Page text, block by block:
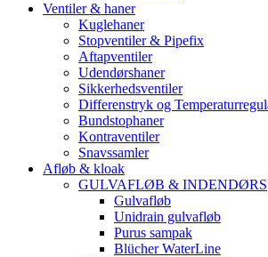
Ventiler & haner
Kuglehaner
Stopventiler & Pipefix
Aftapventiler
Udendørshaner
Sikkerhedsventiler
Differenstryk og
Bundstophaner
Kontraventiler
Snavssamler
Afløb & kloak
GULVAFLØB & INDENDØRS
Gulvafløb
Unidrain gulvafløb
Purus sampak
Blücher WaterLine